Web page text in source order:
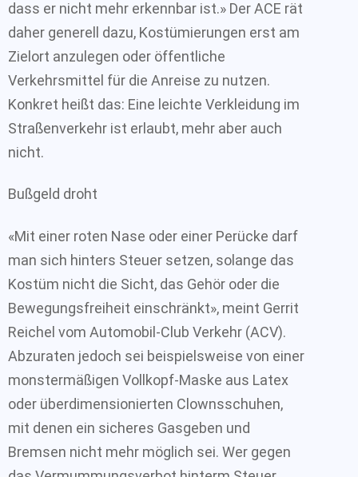
dass er nicht mehr erkennbar ist.» Der ACE rät
daher generell dazu, Kostümierungen erst am
Zielort anzulegen oder öffentliche
Verkehrsmittel für die Anreise zu nutzen.
Konkret heißt das: Eine leichte Verkleidung im
Straßenverkehr ist erlaubt, mehr aber auch
nicht.
Bußgeld droht
«Mit einer roten Nase oder einer Perücke darf
man sich hinters Steuer setzen, solange das
Kostüm nicht die Sicht, das Gehör oder die
Bewegungsfreiheit einschränkt», meint Gerrit
Reichel vom Automobil-Club Verkehr (ACV).
Abzuraten jedoch sei beispielsweise von einer
monstermäßigen Vollkopf-Maske aus Latex
oder überdimensionierten Clownsschuhen,
mit denen ein sicheres Gasgeben und
Bremsen nicht mehr möglich sei. Wer gegen